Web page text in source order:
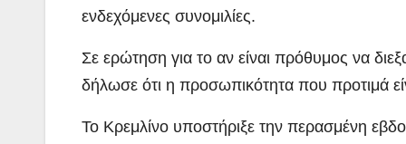
ενδεχόμενες συνομιλίες.
Σε ερώτηση για το αν είναι πρόθυμος να
δήλωσε ότι η προσωπικότητα που προτιμά
Το Κρεμλίνο υποστήριξε την περασμένη